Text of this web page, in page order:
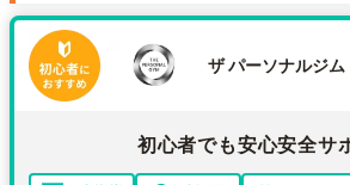
ザ パーソナルジム
初心者でも安心安全サ